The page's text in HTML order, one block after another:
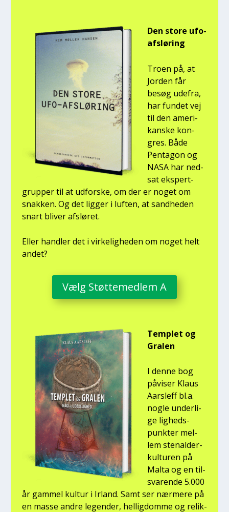
Den sto­re ufo-
afslø­ring
Tro­en på, at
Jor­den får
besøg ude­fra,
har fun­det vej
til den ame­ri­
kan­ske kon­
gres. Både
Pen­ta­gon og
NASA har ned­
sat eks­pert­
grup­per til at udfor­ske, om der er noget om
snak­ken. Og det lig­ger i luf­ten, at sand­he­den
snart bli­ver afslø­ret.
Eller hand­ler det i vir­ke­lig­he­den om noget helt
andet?
Vælg Støt­te­med­lem A
Temp­let og
Gra­len
I den­ne bog
påvi­ser Klaus
Aars­l­eff bl.a.
nog­le under­li­
ge lig­heds­
punk­ter mel­
lem ste­nal­der­
kul­tu­ren på
Mal­ta og en til­
sva­ren­de 5.000
år gam­mel kul­tur i Irland. Samt ser nær­me­re på
en mas­se andre legen­der, hel­lig­dom­me og relik­